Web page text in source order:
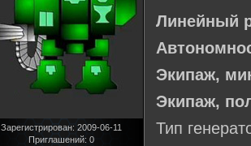
Зарегистрирован: 2009-06-11
Приглашений: 0
Линейный
Экипаж,
Экипаж,
Тип